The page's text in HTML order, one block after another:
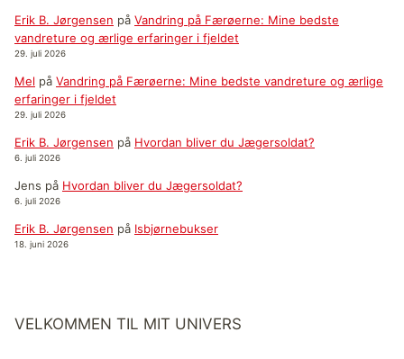
Erik B. Jørgensen på Vandring på Færøerne: Mine bedste
vandreture og ærlige erfaringer i fjeldet
29. juli 2026
Mel på Vandring på Færøerne: Mine bedste vandreture og ærlige
erfaringer i fjeldet
29. juli 2026
Erik B. Jørgensen på Hvordan bliver du Jægersoldat?
6. juli 2026
Jens på Hvordan bliver du Jægersoldat?
6. juli 2026
Erik B. Jørgensen på Isbjørnebukser
18. juni 2026
VELKOMMEN TIL MIT UNIVERS